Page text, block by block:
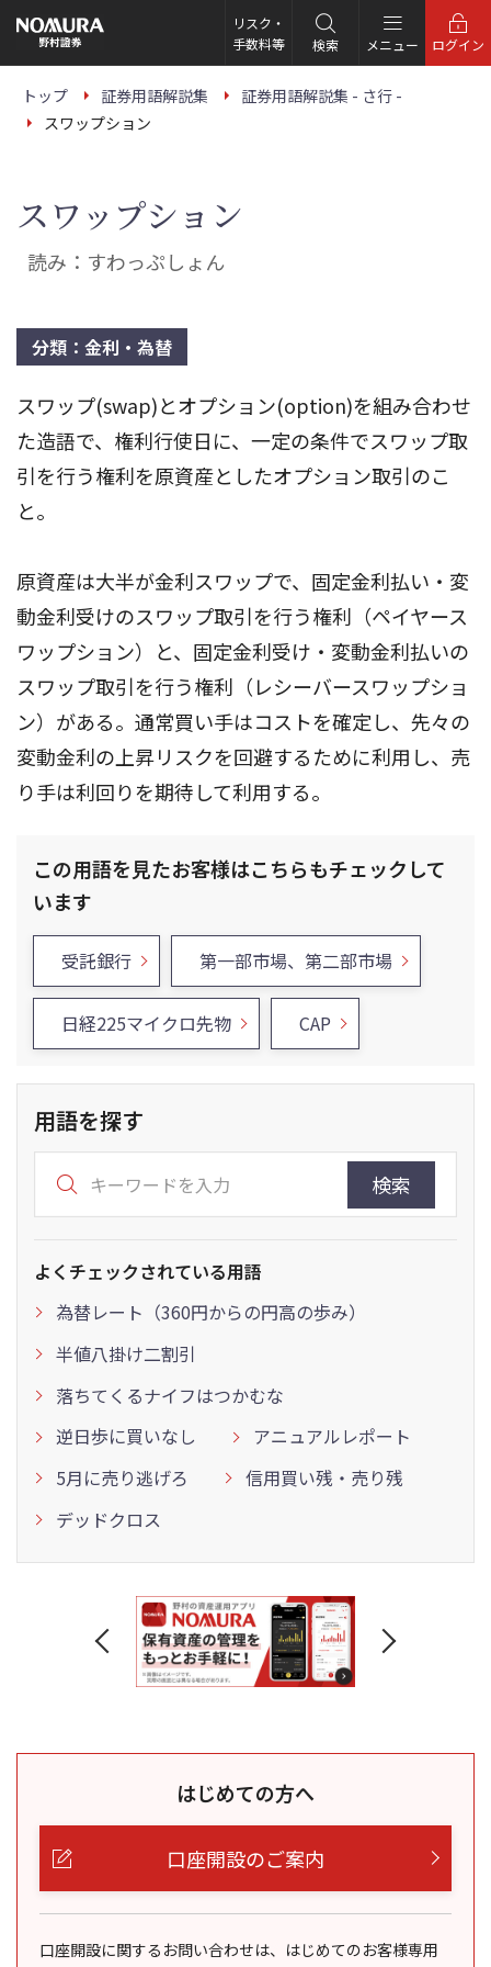
の
ー
リスク・
手数料等
検索 メニュー ログイン
トップ 証券用語解説集
証券用語解説集 - さ行 -
スワップション
スワップション
読み：すわっぷしょん
分類：金利・為替
スワップ(swap)とオプション(option)を組み合わせ
た造語で、権利行使日に、一定の条件でスワップ取
引を行う権利を原資産としたオプション取引のこ
と。
原資産は大半が金利スワップで、固定金利払い・変
動金利受けのスワップ取引を行う権利（ペイヤース
ワップション）と、固定金利受け・変動金利払いの
スワップ取引を行う権利（レシーバースワップショ
ン）がある。通常買い手はコストを確定し、先々の
変動金利の上昇リスクを回避するために利用し、売
り手は利回りを期待して利用する。
この用語を見たお客様はこちらもチェックして
います
受託銀行 第一部市場、第二部市場
日経225マイクロ先物 CAP
用語を探す
検索
よくチェックされている用語
為替レート（360円からの円高の歩み）
半値八掛け二割引
落ちてくるナイフはつかむな
逆日歩に買いなし
アニュアルレポート
5月に売り逃げろ
信用買い残・売り残
デッドクロス
はじめての方へ
口座開設のご案内
口座開設に関するお問い合わせは、はじめてのお客様専用